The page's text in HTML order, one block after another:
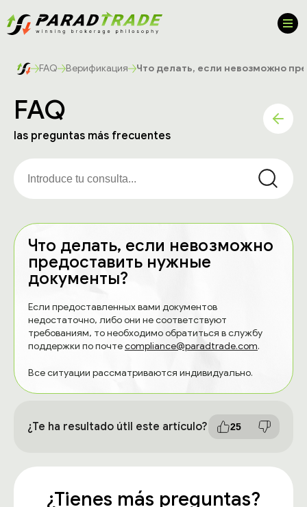
FAQ Верификация Что делать, если невозможно
FAQ
las preguntas más frecuentes
Что делать, если невозможно
предоставить нужные
документы?
Если предоставленных вами документов
недостаточно, либо они не соответствуют
требованиям, то необходимо обратиться в службу
поддержки по почтеcompliance@paradtrade.com.
Все ситуации рассматриваются индивидуально.
¿Te ha resultado útil este artículo? 25
¿Tienes más preguntas?